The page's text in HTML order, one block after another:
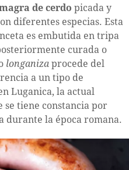
de cerdo picada y
diferentes especias. Esta
es embutida en tripa
curada o
longaniza procede del
a un tipo de
Luganica, la actual
se tiene constancia por
durante la época romana.